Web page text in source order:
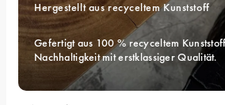
Hergestellt aus recyceltem Kunststoff
Gefertigt aus 100 % recyceltem
Nachhaltigkeit mit erstklassiger Qualität.